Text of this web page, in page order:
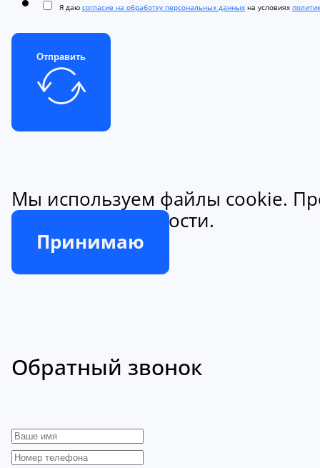
Я даю согласие на обработку персональных данных на условиях
Отправить
Мы используем файлы cookie.
конфиденциальности.
Принимаю
Обратный звонок